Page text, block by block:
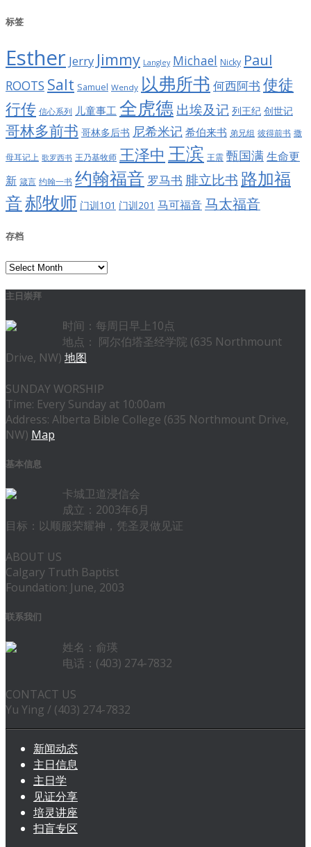
标签
Esther Jerry Jimmy Langley Michael Nicky Paul
ROOTS Salt Samuel Wendy 以弗所书 何西阿书 使徒
行传 信心系列 儿童事工 全虎德出埃及记 列王纪 创世记
哥林多前书 哥林多后书 尼希米记 希伯来书 弟兄组 彼得前书 撒
母耳记上 歌罗西书 王乃基牧师 王泽中 王滨 王震 甄国满生命更
新 箴言 约翰一书 约翰福音 罗马书 腓立比书 路加福
音郝牧师 门训101 门训201 马可福音 马太福音
存档
存
主日崇拜
时间：每周日早上10点
地点： 阿尔伯塔圣经学院 (635 Northmount
Drive, NW) 地图
SUNDAY WORSHIP
Time: Every Sunday at 10:00am
Address: Alberta Bible College (635 Northmount Drive,
NW) Map
基本信息
卡城卫道浸信会
成立：2003年6月
目标：以顺服荣耀神，凭圣灵做见证
ABOUT US
Calgary Truth Baptist
Foundation: June, 2003
联系我们
姓名：俞瑛
电话：(403) 274-7832
CONTACT US
Yu Ying / (403) 274-7832
新闻动态
主日信息
主日学
见证分享
培灵讲座
扫盲专区